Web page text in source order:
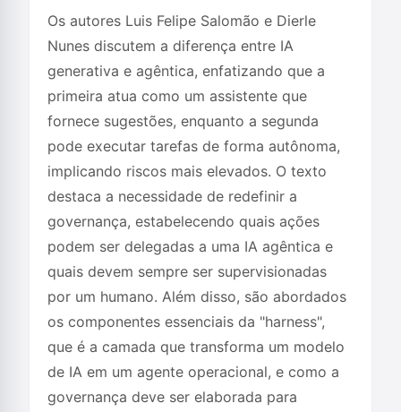
Os autores Luis Felipe Salomão e Dierle
Nunes discutem a diferença entre IA
generativa e agêntica, enfatizando que a
primeira atua como um assistente que
fornece sugestões, enquanto a segunda
pode executar tarefas de forma autônoma,
implicando riscos mais elevados. O texto
destaca a necessidade de redefinir a
governança, estabelecendo quais ações
podem ser delegadas a uma IA agêntica e
quais devem sempre ser supervisionadas
por um humano. Além disso, são abordados
os componentes essenciais da "harness",
que é a camada que transforma um modelo
de IA em um agente operacional, e como a
governança deve ser elaborada para